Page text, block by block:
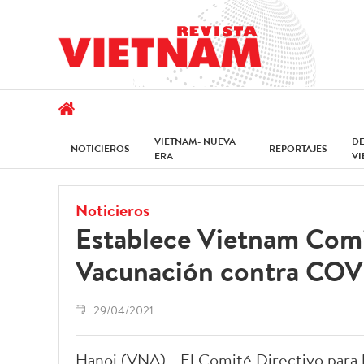
NOTICIEROS
VIETNAM- NUEVA
ERA
REPORTAJES
Noticieros
Establece Vietnam
Vacunación contra
29/04/2021
Hanoi (VNA) - El Comité Directivo para